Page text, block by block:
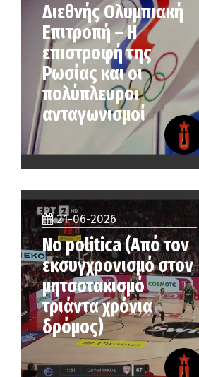
Διεθνής Ολυμπιακή
Επιτροπή – Η
επιστροφή της
Ρωσίας και οι
πολύπλευροι
ανταγωνισμοί
21-06-2026
No politica (Από τον
εκσυγχρονισμό στον
μητσοτακισμό
τριάντα χρόνια
δρόμος)